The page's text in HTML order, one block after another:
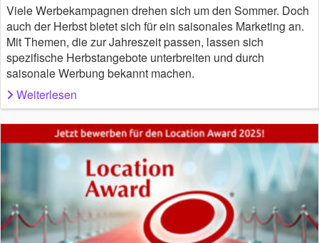
Viele Werbekampagnen drehen sich um den Sommer. Doch
auch der Herbst bietet sich für ein saisonales Marketing an.
Mit Themen, die zur Jahreszeit passen, lassen sich
spezifische Herbstangebote unterbreiten und durch
saisonale Werbung bekannt machen.
Weiterlesen